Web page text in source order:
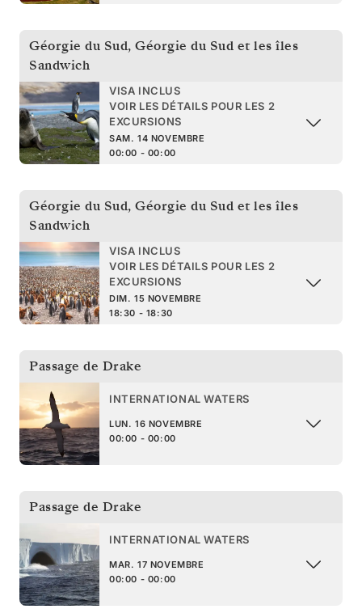
Géorgie du Sud, Géorgie du Sud et les îles
Sandwich
VISA INCLUS
VOIR LES DÉTAILS POUR LES 2
EXCURSIONS
SAM. 14 NOVEMBRE
00:00 - 00:00
Géorgie du Sud, Géorgie du Sud et les îles
Sandwich
VISA INCLUS
VOIR LES DÉTAILS POUR LES 2
EXCURSIONS
DIM. 15 NOVEMBRE
18:30 - 18:30
Passage de Drake
INTERNATIONAL WATERS
LUN. 16 NOVEMBRE
00:00 - 00:00
Passage de Drake
INTERNATIONAL WATERS
MAR. 17 NOVEMBRE
00:00 - 00:00